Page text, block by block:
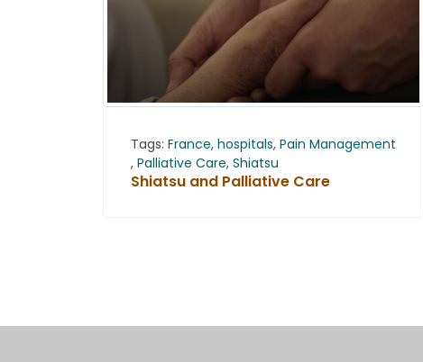
Tags: France, hospitals, Pain Management
, Palliative Care, Shiatsu
Shiatsu and Palliative Care